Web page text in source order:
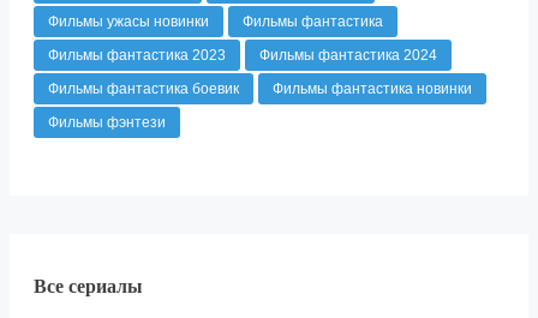
Фильмы ужасы новинки
Фильмы фантастика
Фильмы фантастика 2023
Фильмы фантастика 2024
Фильмы фантастика боевик
Фильмы фантастика новинки
Фильмы фэнтези
Все сериалы